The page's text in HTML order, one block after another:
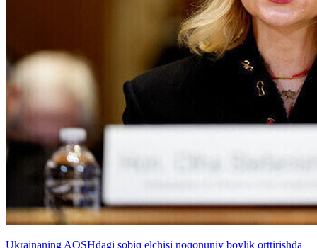
Ukrainaning AQSHdagi sobiq elchisi noqonuniy boylik orttirishda